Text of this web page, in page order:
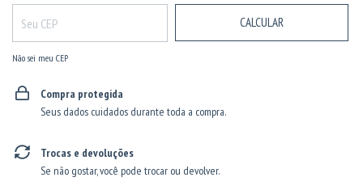
CALCULAR
Não sei meu CEP
Compra protegida
Seus dados cuidados durante toda a compra.
Trocas e devoluções
Se não gostar, você pode trocar ou devolver.